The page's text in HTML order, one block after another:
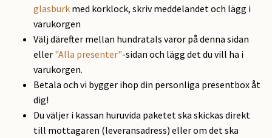
glasburk med korklock, skriv meddelandet och lägg i
varukorgen
Välj därefter mellan hundratals varor på denna sidan
eller "Alla presenter"-sidan och lägg det du vill ha i
varukorgen.
Betala och vi bygger ihop din personliga presentbox åt
dig!
Du väljer i kassan huruvida paketet ska skickas direkt
till mottagaren (leveransadress) eller om det ska